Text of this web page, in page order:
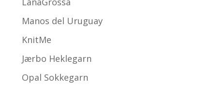
Manos del Uruguay
KnitMe
Jærbo Heklegarn
Opal Sokkegarn